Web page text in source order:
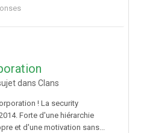
dans Clans
! La security
Forte d'une hiérarchie
et d'une motivation sans...